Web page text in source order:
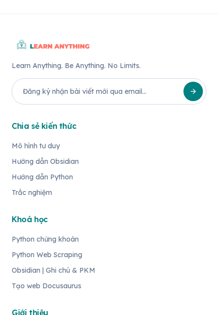
Learn Anything. Be Anything. No Limits.
Chia sẻ kiến thức
Mô hình tư duy
Hướng dẫn Obsidian
Hướng dẫn Python
Trắc nghiệm
Khoá học
Python chứng khoán
Python Web Scraping
Obsidian | Ghi chú & PKM
Tạo web Docusaurus
Giới thiệu